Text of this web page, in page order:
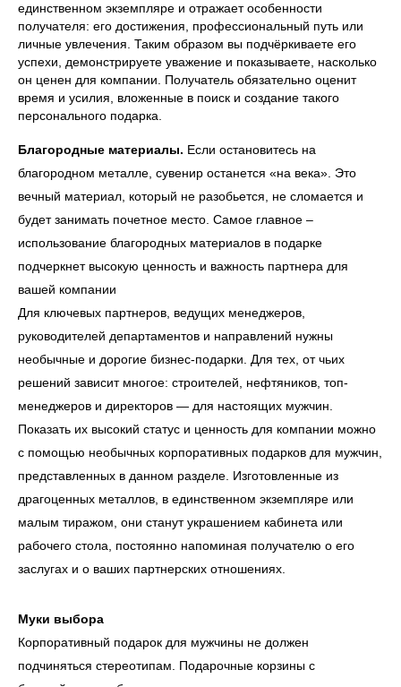
единственном экземпляре и отражает особенности
получателя: его достижения, профессиональный путь или
личные увлечения. Таким образом вы подчёркиваете его
успехи, демонстрируете уважение и показываете, насколько
он ценен для компании. Получатель обязательно оценит
время и усилия, вложенные в поиск и создание такого
персонального подарка.
Благородные материалы. Если остановитесь на
благородном металле, сувенир останется «на века». Это
вечный материал, который не разобьется, не сломается и
будет занимать почетное место. Самое главное –
использование благородных материалов в подарке
подчеркнет высокую ценность и важность партнера для
вашей компании
Для ключевых партнеров, ведущих менеджеров,
руководителей департаментов и направлений нужны
необычные и дорогие бизнес-подарки. Для тех, от чьих
решений зависит многое: строителей, нефтяников, топ-
менеджеров и директоров — для настоящих мужчин.
Показать их высокий статус и ценность для компании можно
с помощью необычных корпоративных подарков для мужчин,
представленных в данном разделе. Изготовленные из
драгоценных металлов, в единственном экземпляре или
малым тиражом, они станут украшением кабинета или
рабочего стола, постоянно напоминая получателю о его
заслугах и о ваших партнерских отношениях.
Муки выбора
Корпоративный подарок для мужчины не должен
подчиняться стереотипам. Подарочные корзины с